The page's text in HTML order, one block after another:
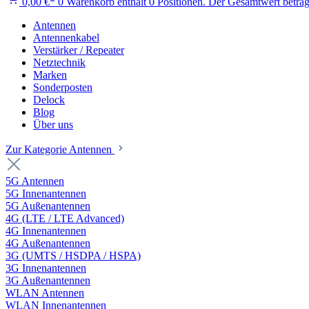
Antennen
Antennenkabel
Verstärker / Repeater
Netztechnik
Marken
Sonderposten
Delock
Blog
Über uns
Zur Kategorie Antennen
5G Antennen
5G Innenantennen
5G Außenantennen
4G (LTE / LTE Advanced)
4G Innenantennen
4G Außenantennen
3G (UMTS / HSDPA / HSPA)
3G Innenantennen
3G Außenantennen
WLAN Antennen
WLAN Innenantennen